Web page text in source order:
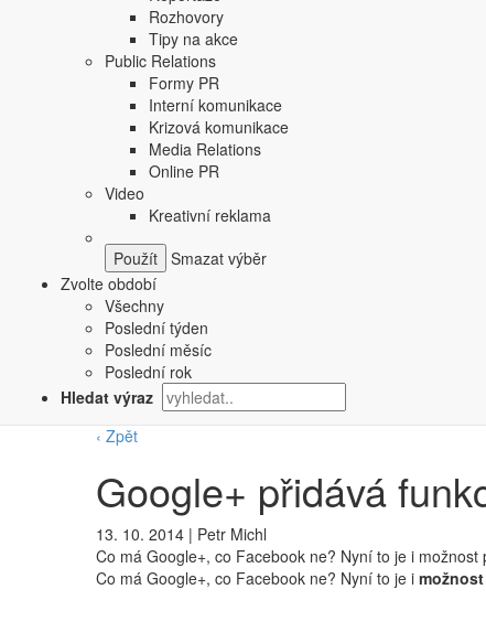
Rozhovory
Tipy na akce
Public Relations
Formy PR
Interní komunikace
Krizová komunikace
Media Relations
Online PR
Video
Kreativní reklama
Smazat výběr
Zvolte období
Všechny
Poslední týden
Poslední měsíc
Poslední rok
Hledat výraz
‹ Zpět
Google+ přidává
13. 10. 2014 | Petr Michl
Co má Google+, co Facebook ne? Nyní to je i
Co má Google+, co Facebook ne? Nyní to je i